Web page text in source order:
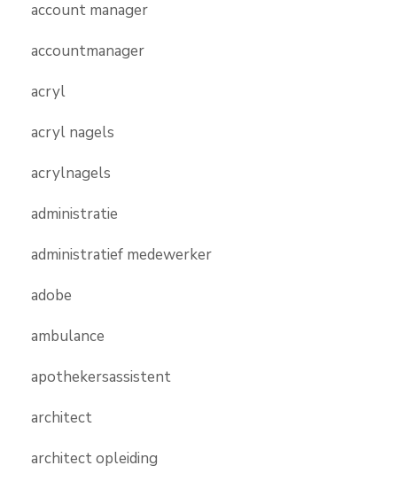
account manager
accountmanager
acryl
acryl nagels
acrylnagels
administratie
administratief medewerker
adobe
ambulance
apothekersassistent
architect
architect opleiding